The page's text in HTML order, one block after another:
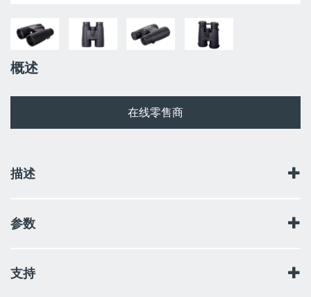
概述
在线零售商
描述
参数
口径：42mm
支持